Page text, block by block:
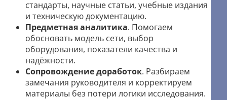
стандарты, научные статьи, учебные издания
и техническую документацию.
Предметная аналитика. Помогаем
обосновать модель сети, выбор
оборудования, показатели качества и
надёжности.
Сопровождение доработок. Разбираем
замечания руководителя и корректируем
материалы без потери логики исследования.